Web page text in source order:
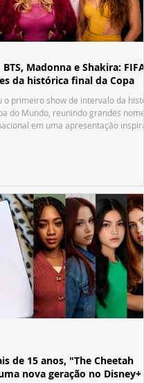
Madonna e Shakira: FIFA
da histórica final da Copa
o primeiro show de intervalo da
do Mundo, reunindo grandes nomes
em uma apresentação
de 15 anos, "The Cheetah
nova geração no Disney+